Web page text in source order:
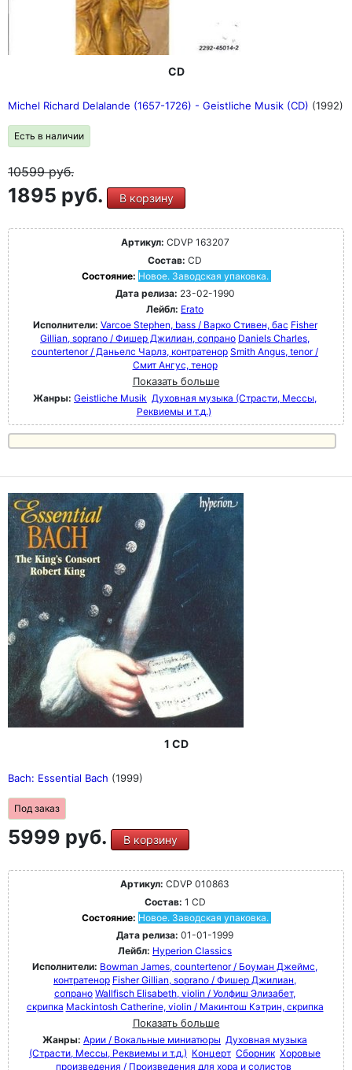
CD
Michel Richard Delalande (1657-1726) - Geistliche Musik (CD) (1992)
Есть в наличии
10599руб.
1895 руб. В корзину
Артикул: CDVP 163207
Состав: CD
Состояние: Новое. Заводская упаковка.
Дата релиза: 23-02-1990
Лейбл: Erato
Исполнители: Varcoe Stephen, bass / Варко Стивен, бас Fisher
Gillian, soprano / Фишер Джилиан, сопрано Daniels Charles,
countertenor / Даньелс Чарлз, контратенор Smith Angus, tenor /
Смит Ангус, тенор
Показать больше
Жанры: Geistliche Musik Духовная музыка (Страсти, Мессы,
Реквиемы и т.д.)
1 CD
Bach: Essential Bach (1999)
Под заказ
5999 руб. В корзину
Артикул: CDVP 010863
Состав: 1 CD
Состояние: Новое. Заводская упаковка.
Дата релиза: 01-01-1999
Лейбл: Hyperion Classics
Исполнители: Bowman James, countertenor / Боуман Джеймс,
контратенор Fisher Gillian, soprano / Фишер Джилиан,
сопрано Wallfisch Elisabeth, violin / Уолфиш Элизабет,
скрипка Mackintosh Catherine, violin / Макинтош Кэтрин, скрипка
Показать больше
Жанры: Арии / Вокальные миниатюры Духовная музыка
(Страсти, Мессы, Реквиемы и т.д.) Концерт Сборник Хоровые
произведения / Произведения для хора и солистов